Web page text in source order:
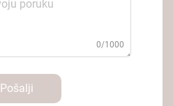
0/1000
Pošalji